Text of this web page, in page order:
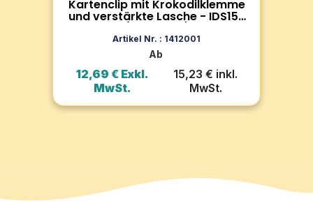
Kartenclip mit Krokodilklemme
und verstärkte Lasche - IDS15R
Artikel Nr. : 1412001
Ab
12,69 € Exkl.
MwSt.
15,23 € inkl.
MwSt.
Zum Produkt
In den Warenkorb